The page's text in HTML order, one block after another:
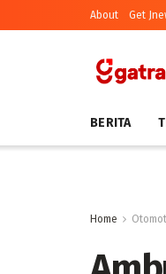
About Get
BERITA
Home